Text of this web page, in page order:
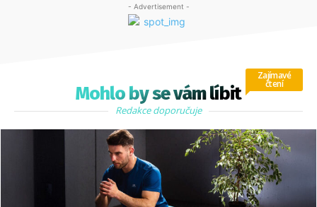
- Advertisement -
Mohlo by se vám líbit
Zajímavé
čtení
Redakce doporučuje